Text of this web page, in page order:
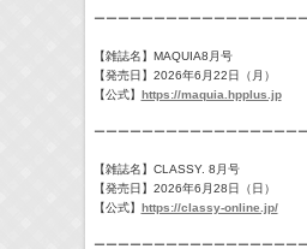
ーーーーーーーーーーーーーーーーー
【雑誌名】MAQUIA8月号
【発売日】2026年6月22日（月）
【公式】 https://maquia.hpplus.jp
ーーーーーーーーーーーーーーーーー
【雑誌名】CLASSY. 8月号
【発売日】2026年6月28日（日）
【公式】 https://classy-online.jp/
ーーーーーーーーーーーーーーーーー